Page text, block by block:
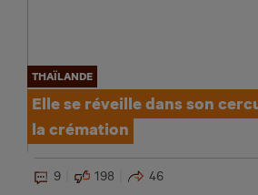
THAÏLANDE
Elle se réveille dans son
la crémation
9 198 46